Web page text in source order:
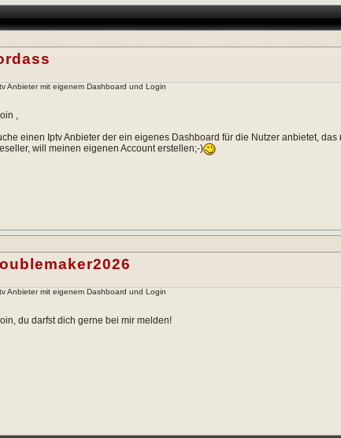
Anbieter mit eigenem Dashboard und Login
,
einen Iptv Anbieter der ein eigenes Dashboard für die Nutzer anbietet,
will meinen eigenen Account erstellen;-)
Anbieter mit eigenem Dashboard und Login
du darfst dich gerne bei mir melden!